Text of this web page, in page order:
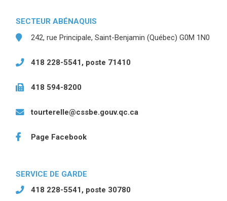
SECTEUR ABÉNAQUIS
242, rue Principale, Saint-Benjamin (Québec) G0M 1N0
418 228-5541, poste 71410
418 594-8200
tourterelle@cssbe.gouv.qc.ca
Page Facebook
SERVICE DE GARDE
418 228-5541, poste 30780